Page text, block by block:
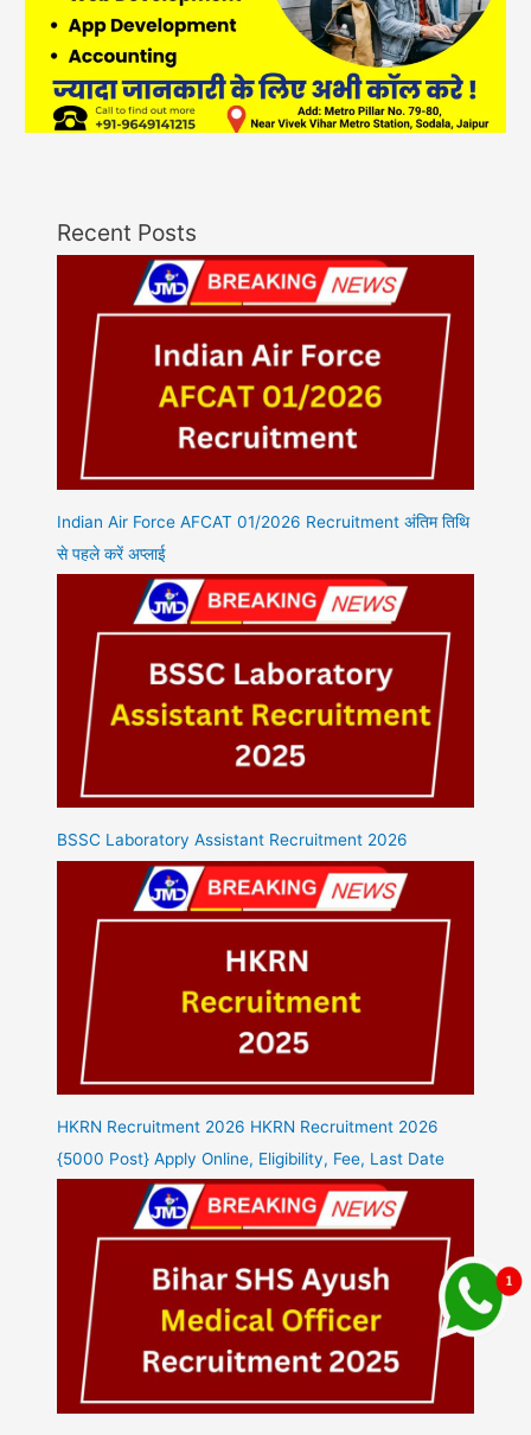
Recent Posts
Indian Air Force AFCAT 01/2026 Recruitment अंतिम तिथि
से पहले करें अप्लाई
BSSC Laboratory Assistant Recruitment 2026
HKRN Recruitment 2026 HKRN Recruitment 2026
{5000 Post} Apply Online, Eligibility, Fee, Last Date